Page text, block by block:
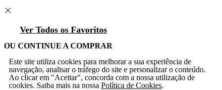
Ver Todos os Favoritos
OU CONTINUE A COMPRAR
Este site utiliza cookies para melhorar a sua experiência de
navegação, analisar o tráfego do site e personalizar o conteúdo.
Ao clicar em "Aceitar", concorda com a nossa utilização de
cookies. Saiba mais na nossa Política de Cookies.